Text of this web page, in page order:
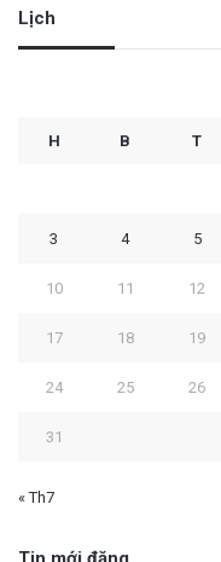
Lịch
H B T
3 4 5
10 11 12
17 18 19
24 25 26
31
« Th7